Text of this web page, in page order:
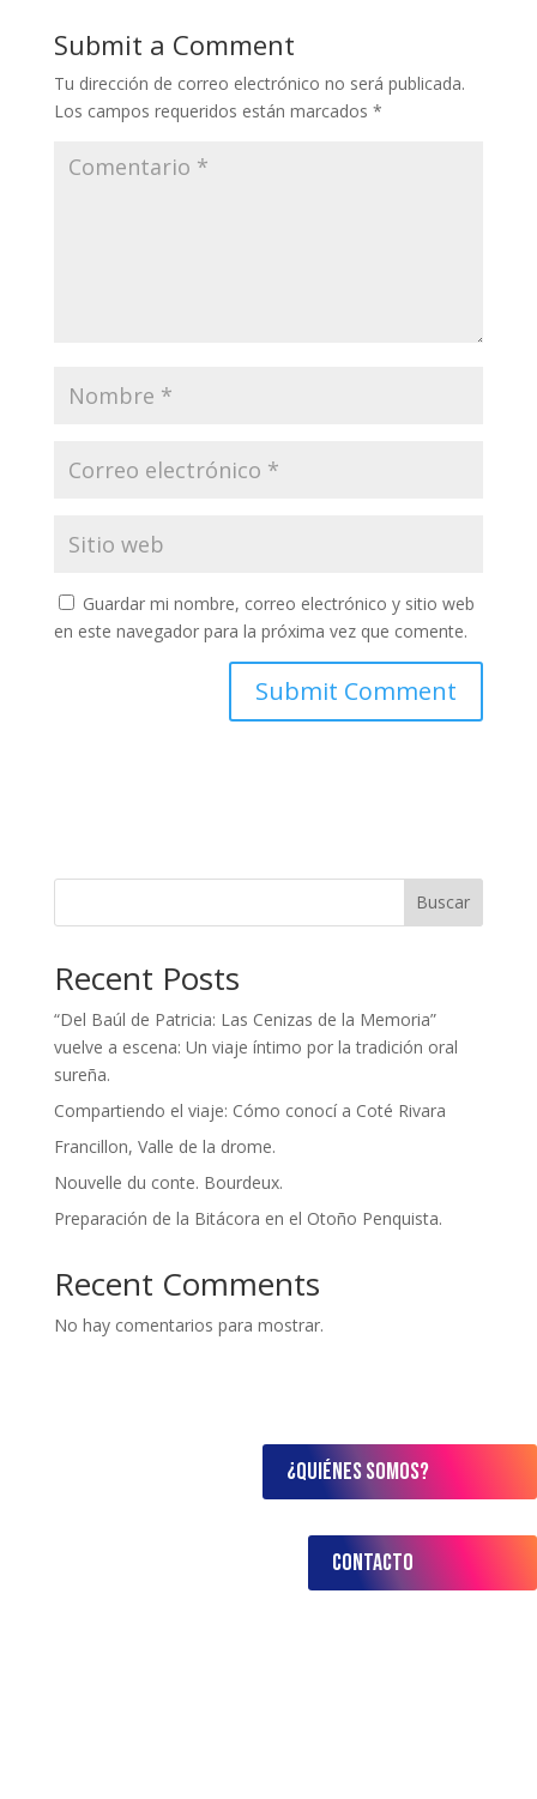
Submit a Comment
Tu dirección de correo electrónico no será publicada.
Los campos requeridos están marcados *
Guardar mi nombre, correo electrónico y sitio web
en este navegador para la próxima vez que comente.
Buscar
Recent Posts
“Del Baúl de Patricia: Las Cenizas de la Memoria”
vuelve a escena: Un viaje íntimo por la tradición oral
sureña.
Compartiendo el viaje: Cómo conocí a Coté Rivara
Francillon, Valle de la drome.
Nouvelle du conte. Bourdeux.
Preparación de la Bitácora en el Otoño Penquista.
Recent Comments
No hay comentarios para mostrar.
¿Quiénes somos?
contacto